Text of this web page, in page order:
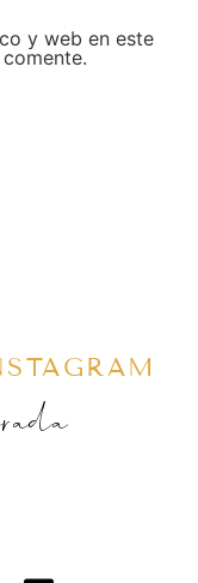
y web en este